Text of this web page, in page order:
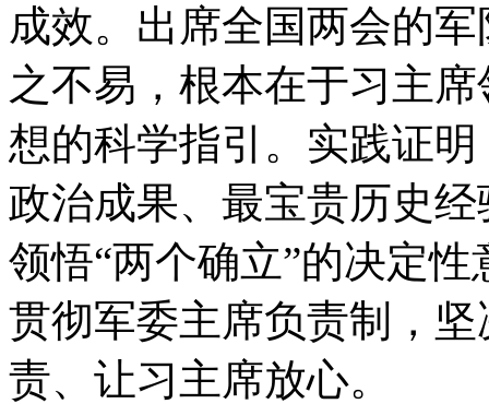
成效。出席全国两会的
之不易，根本在于习主
想的科学指引。实践证
政治成果、最宝贵历史
领悟“两个确立”的决定
贯彻军委主席负责制，
责、让习主席放心。